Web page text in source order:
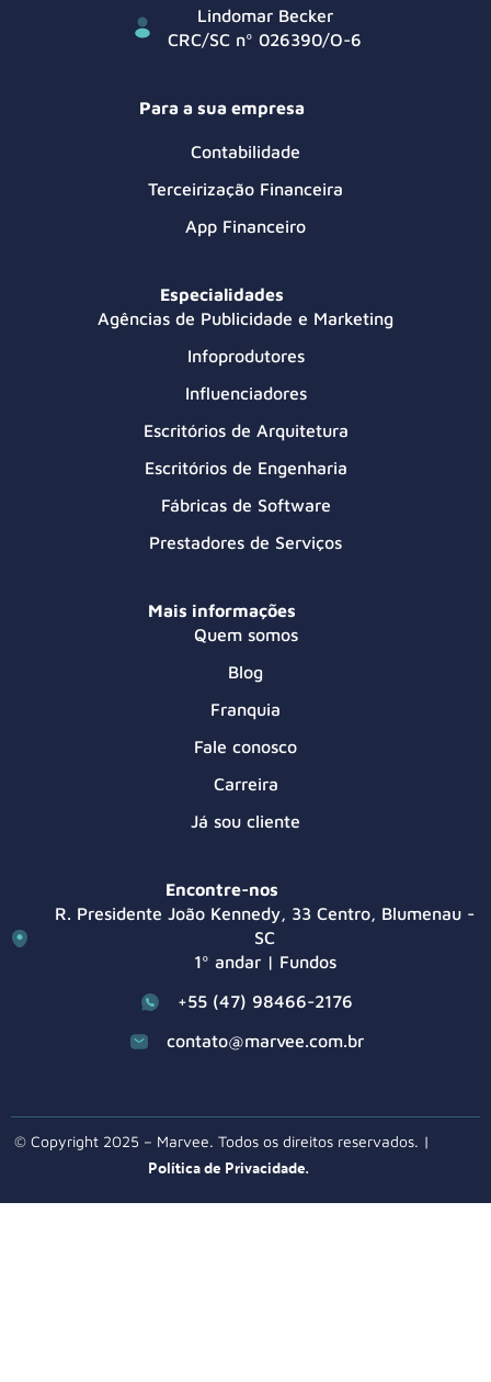
Lindomar Becker
CRC/SC nº 026390/O-6
Para a sua empresa
Contabilidade
Terceirização Financeira
App Financeiro
Especialidades
Agências de Publicidade e Marketing
Infoprodutores
Influenciadores
Escritórios de Arquitetura
Escritórios de Engenharia
Fábricas de Software
Prestadores de Serviços
Mais informações
Quem somos
Blog
Franquia
Fale conosco
Carreira
Já sou cliente
Encontre-nos
R. Presidente João Kennedy, 33 Centro, Blumenau -
SC
1º andar | Fundos
+55 (47) 98466-2176
contato@marvee.com.br
© Copyright 2025 – Marvee. Todos os direitos reservados. |
Política de Privacidade.